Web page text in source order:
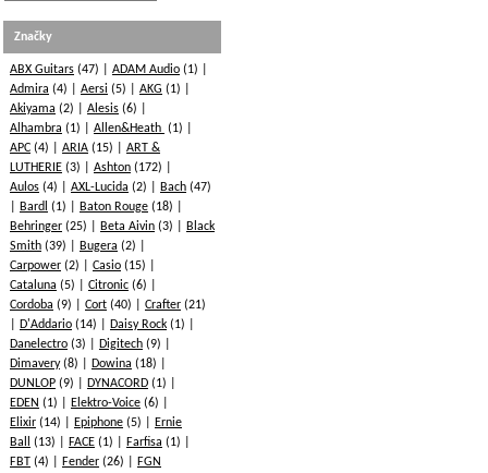
Značky
ABX Guitars (47) ADAM Audio (1)
Admira (4) Aersi (5) AKG (1)
Akiyama (2) Alesis (6)
Alhambra (1) Allen&Heath (1)
APC (4) ARIA (15)
ART &
LUTHERIE (3) Ashton (172)
Aulos (4) AXL-Lucida (2) Bach (47)
Bardl (1) Baton Rouge (18)
Behringer (25) Beta Aivin (3)
Black
Smith (39) Bugera (2)
Carpower (2) Casio (15)
Cataluna (5) Citronic (6)
Cordoba (9) Cort (40) Crafter (21)
D'Addario (14) Daisy Rock (1)
Danelectro (3) Digitech (9)
Dimavery(8) Dowina (18)
DUNLOP (9) DYNACORD (1)
EDEN (1) Elektro-Voice (6)
Elixir (14) Epiphone (5)
Ernie
Ball
(13) FACE (1) Farfisa (1)
FBT (4) Fender (26)
FGN